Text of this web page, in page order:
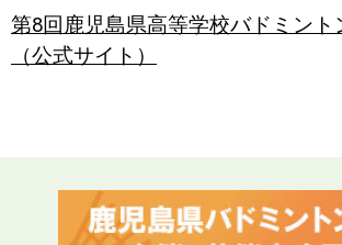
第8回鹿児島県高等学校バドミント
（公式サイト）